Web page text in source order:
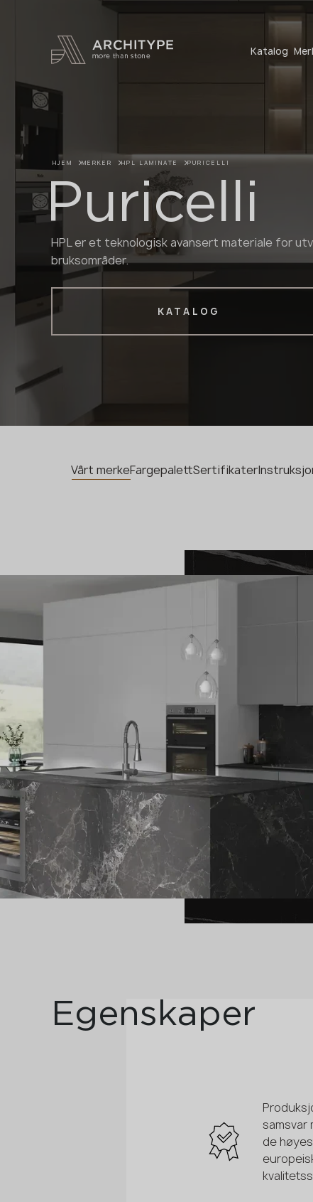
Katalog
+48 22 602 20 22
HJEM MERKER HPL LAMINATE PURICELLI
Puricelli
HPL er et teknologisk avansert materiale for
bruksområder.
KATALOG
Vårt merkeFargepalettSertifikater
Egenskaper
samsvar
de